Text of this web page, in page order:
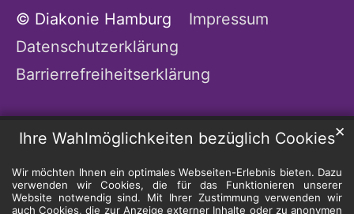
Ihre Wahlmöglichkeiten bezüglich Cookies
Wir möchten Ihnen ein optimales Webseiten-Erlebnis bieten. Dazu
verwenden wir Cookies, die für das Funktionieren unserer
Website notwendig sind. Mit Ihrer Zustimmung verwenden wir
auch Cookies, die zur Anzeige externer Inhalte oder zu anonymen
✕
© Diakonie Hamburg
Impressum
Datenschutzerklärung
Barrierrefreiheitserklärung